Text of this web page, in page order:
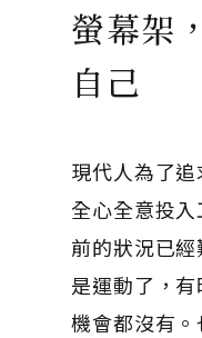
螢幕架
自己
現代人為了
全心全意投
前的狀況已
是運動了，
機會都沒有